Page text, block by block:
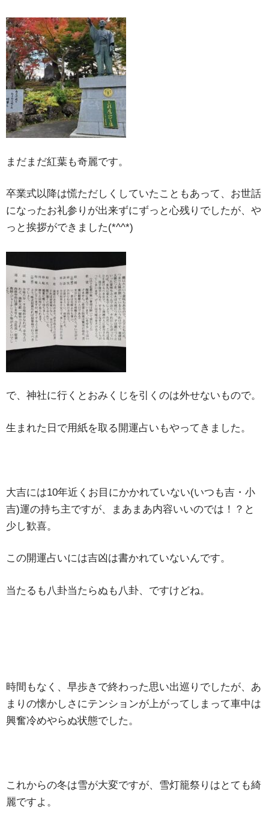
まだまだ紅葉も奇麗です。
卒業式以降は慌ただしくしていたこともあって、お世話
になったお礼参りが出来ずにずっと心残りでしたが、や
っと挨拶ができました(*^^*)
で、神社に行くとおみくじを引くのは外せないもので。
生まれた日で用紙を取る開運占いもやってきました。
大吉には10年近くお目にかかれていない(いつも吉・小
吉)運の持ち主ですが、まあまあ内容いいのでは！？と
少し歓喜。
この開運占いには吉凶は書かれていないんです。
当たるも八卦当たらぬも八卦、ですけどね。
時間もなく、早歩きで終わった思い出巡りでしたが、あ
まりの懐かしさにテンションが上がってしまって車中は
興奮冷めやらぬ状態でした。
これからの冬は雪が大変ですが、雪灯籠祭りはとても綺
麗ですよ。